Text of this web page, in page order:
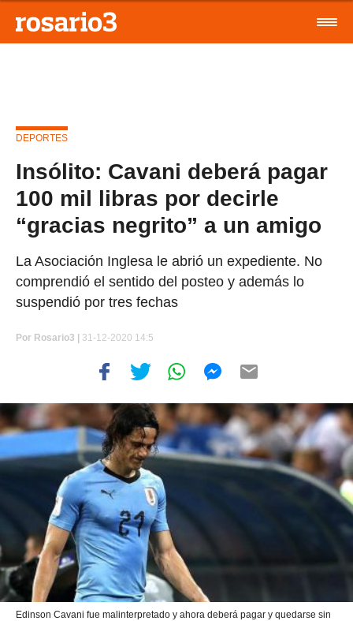
DEPORTES
Insólito: Cavani deberá pagar
100 mil libras por decirle
“gracias negrito” a un amigo
La Asociación Inglesa le abrió un expediente. No
comprendió el sentido del posteo y además lo
suspendió por tres fechas
Por Rosario3 | 31-12-2020 14:5
Edinson Cavani fue malinterpretado y ahora deberá pagar y quedarse sin